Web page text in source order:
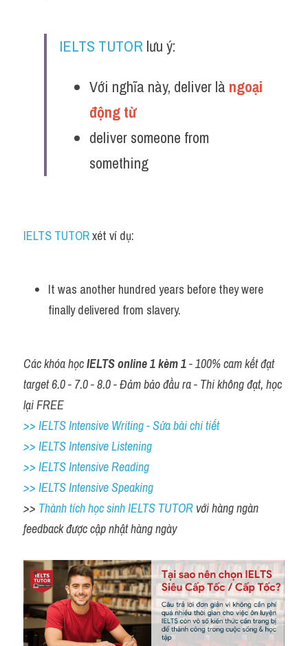
IELTS TUTOR lưu ý:
Với nghĩa này, deliver là ngoại
động từ
deliver someone from
something
IELTS TUTOR xét ví dụ:
It was another hundred years before they were
finally delivered from slavery.
Các khóa học IELTS online 1 kèm 1 - 100% cam kết đạt
target 6.0 - 7.0 - 8.0 - Đảm bảo đầu ra - Thi không đạt, học
lại FREE
>> IELTS Intensive Writing - Sửa bài chi tiết
>> IELTS Intensive Listening
>> IELTS Intensive Reading
>> IELTS Intensive Speaking
>> Thành tích học sinh IELTS TUTOR với hàng ngàn
feedback được cập nhật hàng ngày